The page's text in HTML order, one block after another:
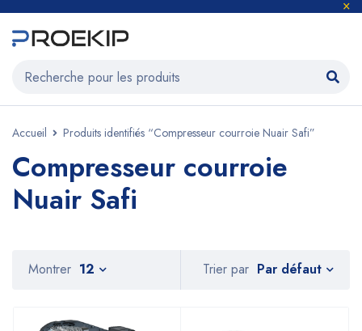
Accueil Produits identifiés “Compresseur courroie Nuair Safi”
Compresseur courroie
Nuair Safi
Trier par Par défaut
Montrer 12